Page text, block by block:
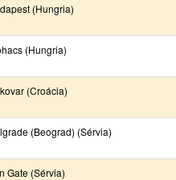
(Hungria)
(Hungria)
(Croácia)
(Beograd) (Sérvia)
Gate (Sérvia)